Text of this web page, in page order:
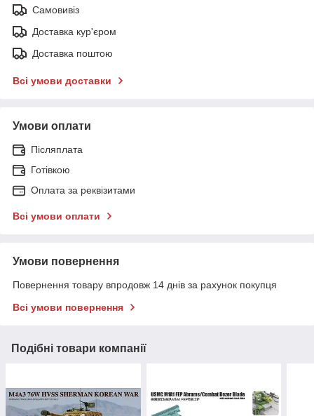
Самовивіз
Доставка кур'єром
Доставка поштою
Всі умови доставки
Умови оплати
Післяплата
Готівкою
Оплата за реквізитами
Всі умови оплати
Умови повернення
Повернення товару впродовж 14 днів за рахунок покупця
Всі умови повернення
Подібні товари компанії